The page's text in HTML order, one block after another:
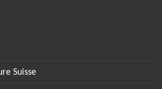
Suisse